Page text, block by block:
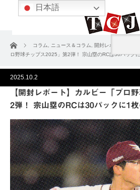
ホーム コラム ニュース＆コラム 開封レポート
ロ野球チップス2025」第2弾！ 宗山塁のRCは30パック
2025.10.2
【開封レポート】カルビー「プロ
2弾！ 宗山塁のRCは30パックに1枚
日本語